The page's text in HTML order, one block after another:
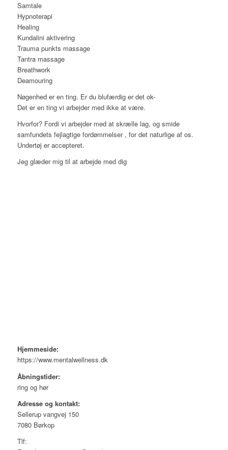
Samtale
Hypnoterapi
Healing
Kundalini aktivering
Trauma punkts massage
Tantra massage
Breathwork
Deamouring
Nøgenhed er en ting. Er du blufærdig er det ok-
Det er en ting vi arbejder med ikke at være.
Hvorfor? Fordi vi arbejder med at skrælle lag, og smide
samfundets fejlagtige fordømmelser , for det naturlige af os.
Undertøj er accepteret.
Jeg glæder mig til at arbejde med dig
Hjemmeside:
https://www.mentalwellness.dk
Åbningstider:
ring og hør
Adresse og kontakt:
Sellerup vangvej 150
7080 Børkop
Tlf: